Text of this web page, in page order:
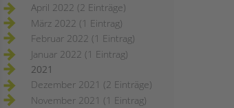
April 2022 (2 Einträge)
März 2022 (1 Eintrag)
Februar 2022 (1 Eintrag)
Januar 2022 (1 Eintrag)
2021
Dezember 2021 (2 Einträge)
November 2021 (1 Eintrag)